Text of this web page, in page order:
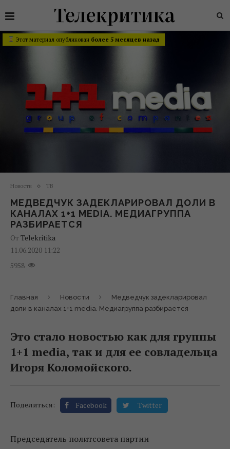
Этот материал опубликован более 5 месяцев назад
Новости ТВ
МЕДВЕДЧУК ЗАДЕКЛАРИРОВАЛ ДОЛИ В
КАНАЛАХ 1+1 MEDIA. МЕДИАГРУППА
РАЗБИРАЕТСЯ
От Telekritika
11.06.2020 11:22
5958
Главная Новости
Медведчук задекларировал
доли в каналах 1+1 media. Медиагруппа разбирается
Это стало новостью как для группы
1+1 media, так и для ее совладельца
Игоря Коломойского.
Поделиться: Facebook Twitter
Председатель политсовета партии